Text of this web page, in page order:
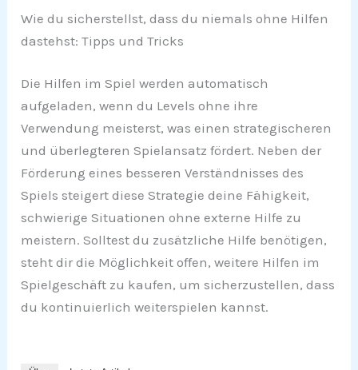
Wie du sicherstellst, dass du niemals ohne Hilfen
dastehst: Tipps und Tricks
Die Hilfen im Spiel werden automatisch
aufgeladen, wenn du Levels ohne ihre
Verwendung meisterst, was einen strategischeren
und überlegteren Spielansatz fördert. Neben der
Förderung eines besseren Verständnisses des
Spiels steigert diese Strategie deine Fähigkeit,
schwierige Situationen ohne externe Hilfe zu
meistern. Solltest du zusätzliche Hilfe benötigen,
steht dir die Möglichkeit offen, weitere Hilfen im
Spielgeschäft zu kaufen, um sicherzustellen, dass
du kontinuierlich weiterspielen kannst.